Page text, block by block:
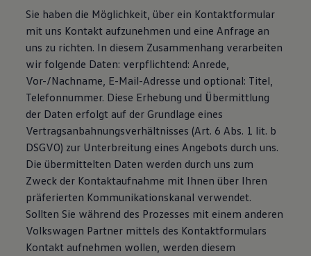
Bulli Magazin
Fahrzeugabholung ab Werk
Uptime
Sie haben die Möglichkeit, über ein Kontaktformular
mit uns Kontakt aufzunehmen und eine Anfrage an
uns zu richten. In diesem Zusammenhang verarbeiten
wir folgende Daten: verpflichtend: Anrede,
Vor-/Nachname, E-Mail-Adresse und optional: Titel,
Telefonnummer. Diese Erhebung und Übermittlung
der Daten erfolgt auf der Grundlage eines
Vertragsanbahnungsverhältnisses (Art. 6 Abs. 1 lit. b
DSGVO) zur Unterbreitung eines Angebots durch uns.
Die übermittelten Daten werden durch uns zum
Zweck der Kontaktaufnahme mit Ihnen über Ihren
präferierten Kommunikationskanal verwendet.
Sollten Sie während des Prozesses mit einem anderen
Volkswagen Partner mittels des Kontaktformulars
Kontakt aufnehmen wollen, werden diesem